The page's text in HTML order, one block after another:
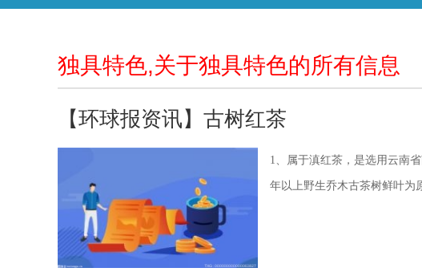
独具特色,关于独具特色的所有信息
【环球报资讯】古树红茶
1、属于滇红茶，是选用云南
年以上野生乔木古茶树鲜叶为